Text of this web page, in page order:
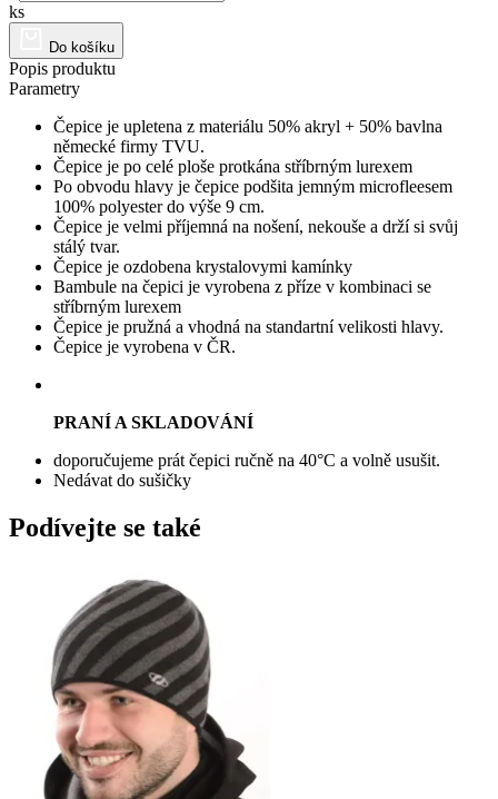
ks
Do košíku
Popis produktu
Parametry
Čepice je upletena z materiálu 50% akryl + 50% bavlna
německé firmy TVU.
Čepice je po celé ploše protkána stříbrným lurexem
Po obvodu hlavy je čepice podšita jemným microfleesem
100% polyester do výše 9 cm.
Čepice je velmi příjemná na nošení, nekouše a drží si svůj
stálý tvar.
Čepice je ozdobena krystalovymi kamínky
Bambule na čepici je vyrobena z příze v kombinaci se
stříbrným lurexem
Čepice je pružná a vhodná na standartní velikosti hlavy.
Čepice je vyrobena v ČR.
PRANÍ A SKLADOVÁNÍ
doporučujeme prát čepici ručně na 40°C a volně usušit.
Nedávat do sušičky
Podívejte se také